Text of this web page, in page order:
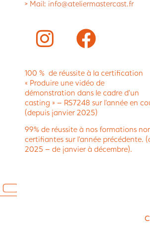
> Mail: info@ateliermastercast.fr
100 % de réussite à la certification
« Produire une vidéo de
démonstration dans le cadre d’un
casting » – RS7248 sur l’année en
(depuis janvier 2025)
99% de réussite à nos formations
certifiantes sur l’année précédente.
2025 – de janvier à décembre).